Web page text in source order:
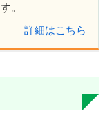
。
詳細はこちら